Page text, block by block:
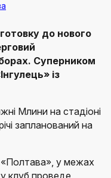
до нового
Суперником
із
Млини на стадіоні
запланований на
у межах